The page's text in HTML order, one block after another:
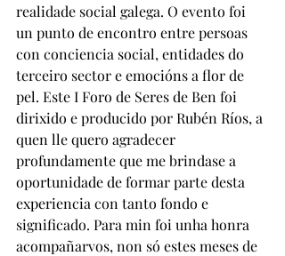
realidade social galega. O evento foi
un punto de encontro entre persoas
con conciencia social, entidades do
terceiro sector e emocións a flor de
pel. Este I Foro de Seres de Ben foi
dirixido e producido por Rubén Ríos, a
quen lle quero agradecer
profundamente que me brindase a
oportunidade de formar parte desta
experiencia con tanto fondo e
significado. Para min foi unha honra
acompañarvos, non só estes meses de